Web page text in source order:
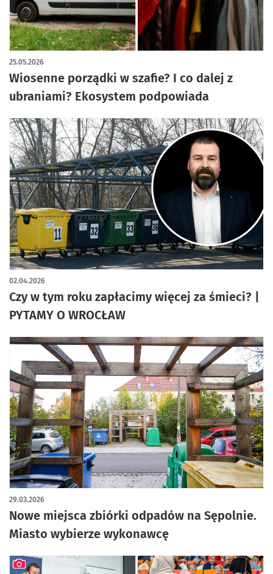
Wiosenne porządki w szafie? I co dalej z
ubraniami? Ekosystem podpowiada
25.05.2026
Czy w tym roku zapłacimy więcej za śmieci? |
PYTAMY O WROCŁAW
02.04.2026
Nowe miejsca zbiórki odpadów na Sępolnie.
Miasto wybierze wykonawcę
29.03.2026